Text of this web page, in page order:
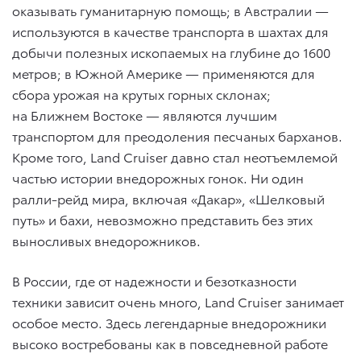
оказывать гуманитарную помощь; в Австралии —
используются в качестве транспорта в шахтах для
добычи полезных ископаемых на глубине до 1600
метров; в Южной Америке — применяются для
сбора урожая на крутых горных склонах;
на Ближнем Востоке — являются лучшим
транспортом для преодоления песчаных барханов.
Кроме того, Land Cruiser давно стал неотъемлемой
частью истории внедорожных гонок. Ни один
ралли-рейд мира, включая «Дакар», «Шелковый
путь» и бахи, невозможно представить без этих
выносливых внедорожников.
В России, где от надежности и безотказности
техники зависит очень много, Land Cruiser занимает
особое место. Здесь легендарные внедорожники
высоко востребованы как в повседневной работе